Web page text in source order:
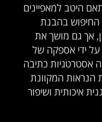
היטב למאפיינים
החיפוש בהבנת
אך גם מושך את
ידי אספקה של
אסטרטגיות כתיבה
הנראות המקוונת
איכותית ושיפור